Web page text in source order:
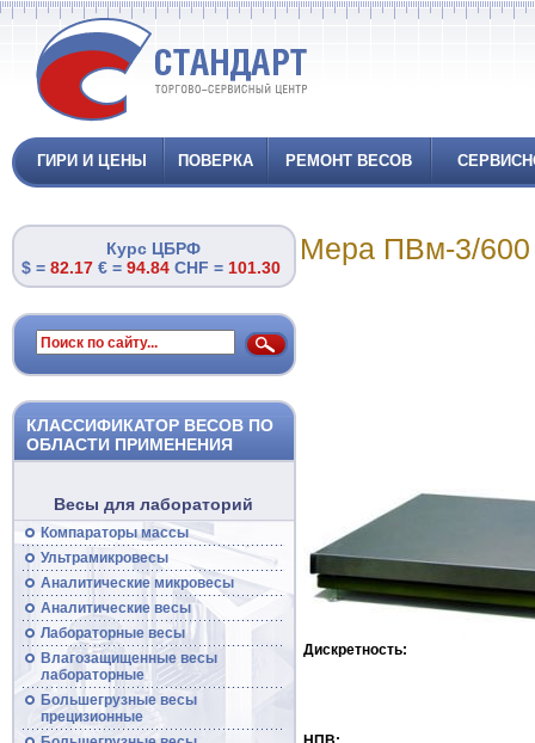
ГИРИ И ЦЕНЫ ПОВЕРКА РЕМОНТ ВЕСОВ
Курс ЦБРФ
$ = 82.17 € = 94.84 CHF = 101.30
КЛАССИФИКАТОР ВЕСОВ ПО
ОБЛАСТИ ПРИМЕНЕНИЯ
Весы для лабораторий
Компараторы массы
Ультрамикровесы
Аналитические микровесы
Аналитические весы
Лабораторные весы
Влагозащищенные весы
лабораторные
Большегрузные весы
прецизионные
Мера ПВм-3/
Дискретность: